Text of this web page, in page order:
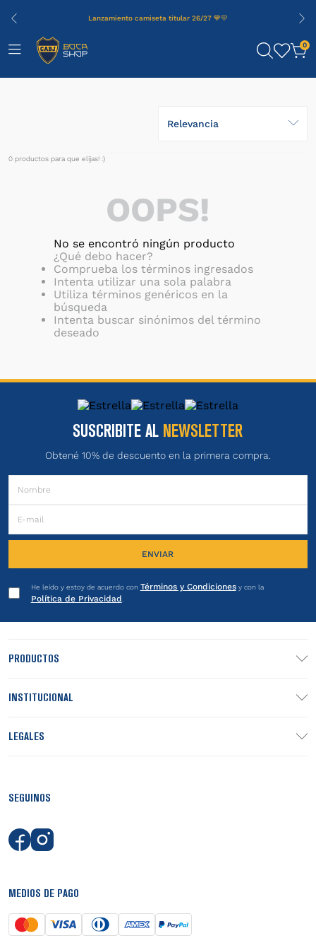
Lanzamiento camiseta titular 26/27 💙💛
0
Relevancia
0 productos
OOPS!
No se encontró ningún producto
¿Qué debo hacer?
Comprueba los términos ingresados
Intenta utilizar una sola palabra
Utiliza términos genéricos en la
búsqueda
Intenta buscar sinónimos del término
deseado
SUSCRIBITE AL NEWSLETTER
Obtené 10% de descuento en la primera compra.
ENVIAR
He leído y estoy de acuerdo con Términos y Condicionesy con la
Política de Privacidad
PRODUCTOS
INSTITUCIONAL
LEGALES
SEGUINOS
MEDIOS DE PAGO